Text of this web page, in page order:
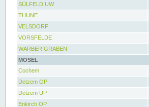
SÜLFELD UW
THUNE
VELSDORF
VORSFELDE
WARBER GRABEN
MOSEL
Cochem
Detzem OP
Detzem UP
Enkirch OP